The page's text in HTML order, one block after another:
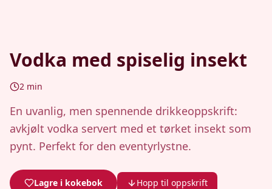
Vodka med spiselig insekt
2 min
En uvanlig, men spennende drikkeoppskrift:
avkjølt vodka servert med et tørket insekt som
pynt. Perfekt for den eventyrlystne.
Lagre i kokebok Hopp til oppskrift